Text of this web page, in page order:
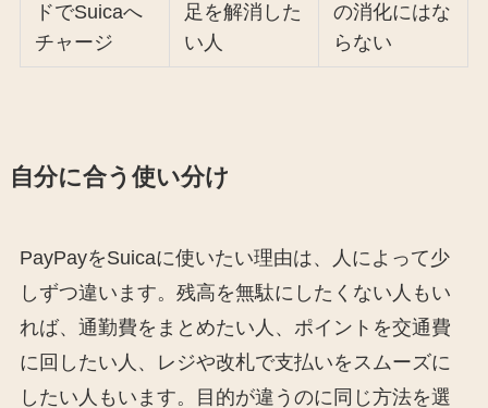
ドでSuicaへ
チャージ
足を解消した
い人
の消化にはな
らない
自分に合う使い分け
PayPayをSuicaに使いたい理由は、人によって少
しずつ違います。残高を無駄にしたくない人もい
れば、通勤費をまとめたい人、ポイントを交通費
に回したい人、レジや改札で支払いをスムーズに
したい人もいます。目的が違うのに同じ方法を選